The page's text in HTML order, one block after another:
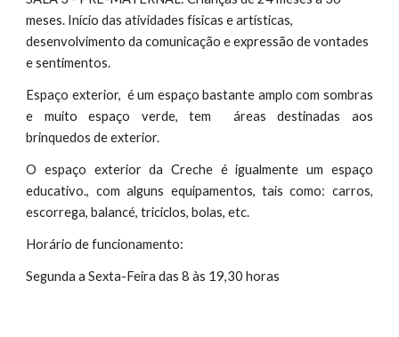
meses. Início das atividades físicas e artísticas,
desenvolvimento da comunicação e expressão de vontades
e sentimentos.
Espaço exterior, é um espaço bastante amplo com sombras
e muito espaço verde, tem áreas destinadas aos
brinquedos de exterior.
O espaço exterior da Creche é igualmente um espaço
educativo., com alguns equipamentos, tais como: carros,
escorrega, balancé, triciclos, bolas, etc.
Horário de funcionamento:
Segunda a Sexta-Feira das 8 às 19,30 horas